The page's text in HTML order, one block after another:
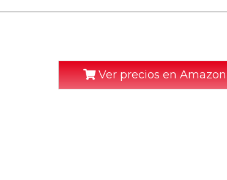
Ver precios en Amazon